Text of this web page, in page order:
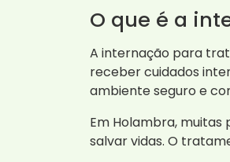
O que é a
A internação para
receber cuidados
ambiente seguro e
Em Holambra, muitas
salvar vidas. O